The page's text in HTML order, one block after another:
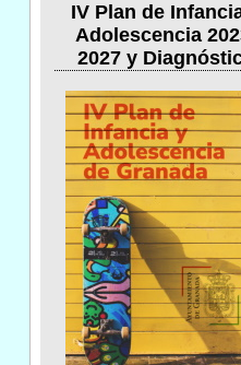
IV Plan de
Adolescencia
2027 y